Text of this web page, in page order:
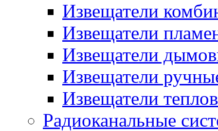
Извещатели
Извещатели
Извещатели
Извещатели
Извещатели
Радиоканальные